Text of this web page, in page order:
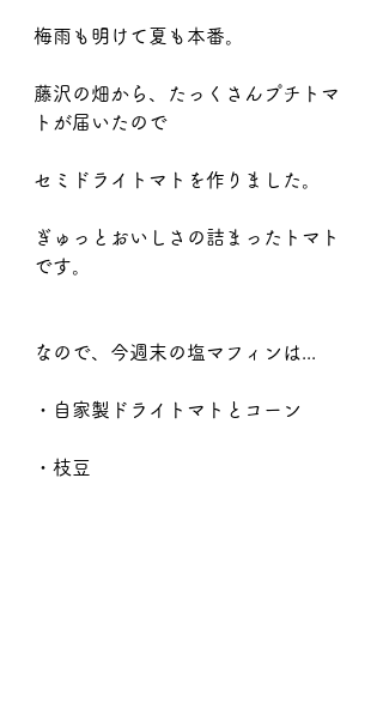
梅雨も明けて夏も本番。
藤沢の畑から、たっくさんプチトマ
トが届いたので
セミドライトマトを作りました。
ぎゅっとおいしさの詰まったトマト
です。
なので、今週末の塩マフィンは...
・自家製ドライトマトとコーン
・枝豆